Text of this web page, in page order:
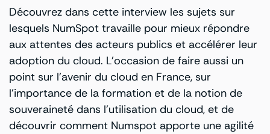
Découvrez dans cette interview les sujets sur
lesquels NumSpot travaille pour mieux répondre
aux attentes des acteurs publics et accélérer leur
adoption du cloud. L’occasion de faire aussi un
point sur l’avenir du cloud en France, sur
l’importance de la formation et de la notion de
souveraineté dans l’utilisation du cloud, et de
découvrir comment Numspot apporte une agilité